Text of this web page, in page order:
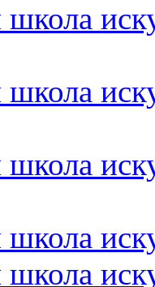
школа
школа
школа
школа
школа